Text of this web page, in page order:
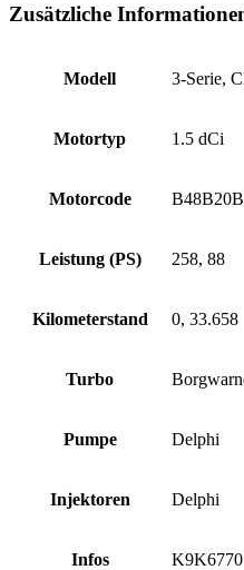
Zusätzliche
Modell 3-Serie,
Motortyp 1.5 dCi
Motorcode
Leistung (PS) 258, 88
Kilometerstand 0, 33.658
Turbo
Pumpe Delphi
Injektoren Delphi
Infos K9K6770